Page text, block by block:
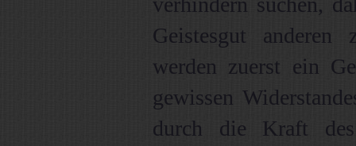
Geistesgut
werden zuerst ein
gewissen
durch die Kraft